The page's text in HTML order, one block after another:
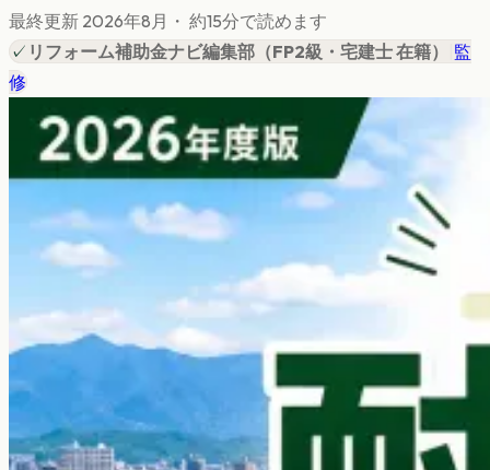
最終更新 2026年8月 ・ 約15分で読めます
✓ リフォーム補助金ナビ編集部 （FP2級・宅建士 在籍）
監
修